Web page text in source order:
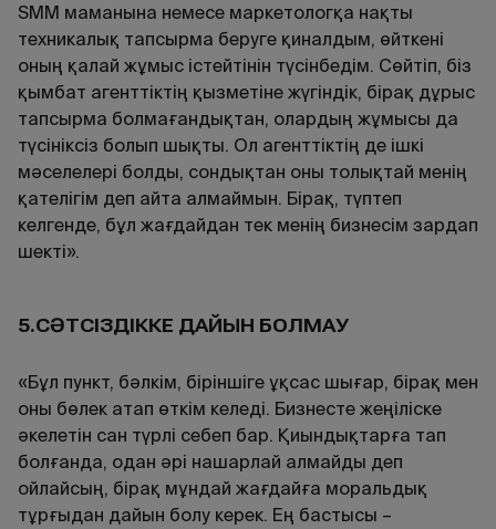
SMM маманына немесе маркетологқа нақты
техникалық тапсырма беруге қиналдым, өйткені
оның қалай жұмыс істейтінін түсінбедім. Сөйтіп, біз
қымбат агенттіктің қызметіне жүгіндік, бірақ дұрыс
тапсырма болмағандықтан, олардың жұмысы да
түсініксіз болып шықты. Ол агенттіктің де ішкі
мәселелері болды, сондықтан оны толықтай менің
қателігім деп айта алмаймын. Бірақ, түптеп
келгенде, бұл жағдайдан тек менің бизнесім зардап
шекті».
5.СӘТСІЗДІККЕ ДАЙЫН БОЛМАУ
«Бұл пункт, бәлкім, біріншіге ұқсас шығар, бірақ мен
оны бөлек атап өткім келеді. Бизнесте жеңіліске
әкелетін сан түрлі себеп бар. Қиындықтарға тап
болғанда, одан әрі нашарлай алмайды деп
ойлайсың, бірақ мұндай жағдайға моральдық
тұрғыдан дайын болу керек. Ең бастысы –